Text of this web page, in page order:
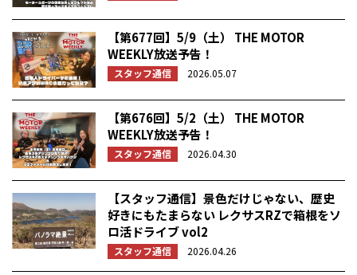
【第677回】5/9（土） THE MOTOR
WEEKLY放送予告！
スタッフ通信 2026.05.07
【第676回】5/2（土） THE MOTOR
WEEKLY放送予告！
スタッフ通信 2026.04.30
【スタッフ通信】景色だけじゃない、歴史
好きにもたまらない レクサスRZで箱根をソ
ロ活ドライブ vol2
スタッフ通信 2026.04.26